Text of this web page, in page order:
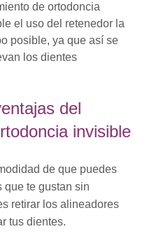
de ortodoncia
el uso del retenedor la
posible, ya que así se
los dientes
del
invisible
de que puedes
que te gustan sin
retirar los alineadores
tus dientes.